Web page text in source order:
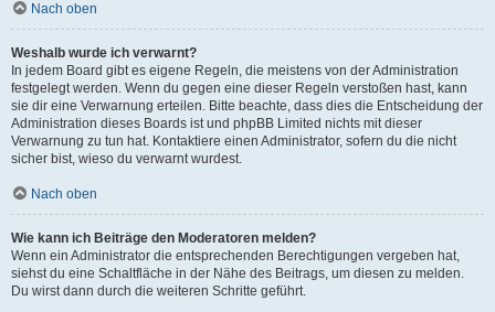
Nach oben
Weshalb wurde ich verwarnt?
In jedem Board gibt es eigene Regeln, die meistens von der Administration
festgelegt werden. Wenn du gegen eine dieser Regeln verstoßen hast, kann
sie dir eine Verwarnung erteilen. Bitte beachte, dass dies die Entscheidung der
Administration dieses Boards ist und phpBB Limited nichts mit dieser
Verwarnung zu tun hat. Kontaktiere einen Administrator, sofern du die nicht
sicher bist, wieso du verwarnt wurdest.
Nach oben
Wie kann ich Beiträge den Moderatoren melden?
Wenn ein Administrator die entsprechenden Berechtigungen vergeben hat,
siehst du eine Schaltfläche in der Nähe des Beitrags, um diesen zu melden.
Du wirst dann durch die weiteren Schritte geführt.